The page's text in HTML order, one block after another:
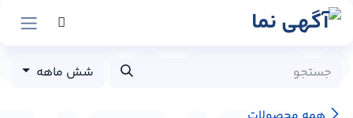
پرش به محتوا
شش ماهه